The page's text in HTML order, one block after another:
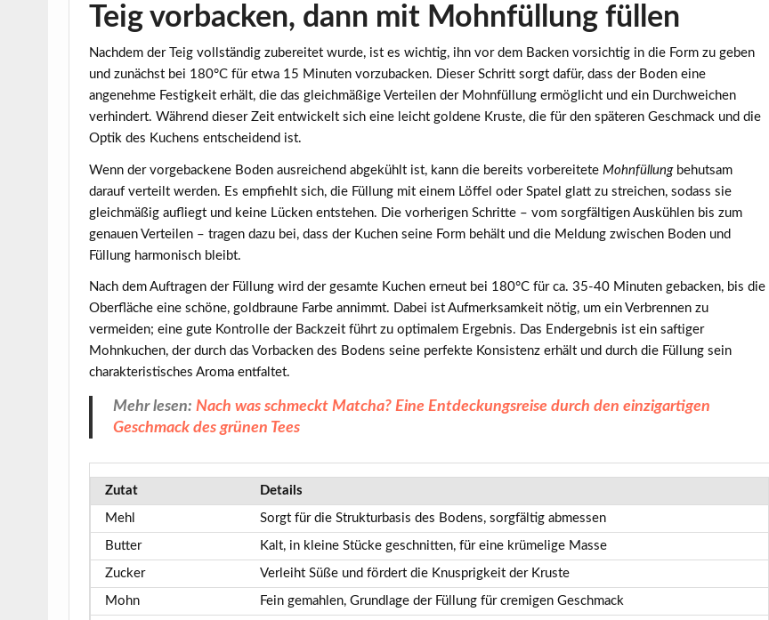
Teig vorbacken, dann mit Mohnfüllung füllen
Nachdem der Teig vollständig zubereitet wurde, ist es wichtig, ihn vor dem Backen vorsichtig in die Form zu geben
und zunächst bei 180°C für etwa 15 Minuten vorzubacken. Dieser Schritt sorgt dafür, dass der Boden eine
angenehme Festigkeit erhält, die das gleichmäßige Verteilen der Mohnfüllung ermöglicht und ein Durchweichen
verhindert. Während dieser Zeit entwickelt sich eine leicht goldene Kruste, die für den späteren Geschmack und die
Optik des Kuchens entscheidend ist.
Wenn der vorgebackene Boden ausreichend abgekühlt ist, kann die bereits vorbereitete Mohnfüllungbehutsam
darauf verteilt werden. Es empfiehlt sich, die Füllung mit einem Löffel oder Spatel glatt zu streichen, sodass sie
gleichmäßig aufliegt und keine Lücken entstehen. Die vorherigen Schritte – vom sorgfältigen Auskühlen bis zum
genauen Verteilen – tragen dazu bei, dass der Kuchen seine Form behält und die Meldung zwischen Boden und
Füllung harmonisch bleibt.
Nach dem Auftragen der Füllung wird der gesamte Kuchen erneut bei 180°C für ca. 35-40 Minuten gebacken, bis die
Oberfläche eine schöne, goldbraune Farbe annimmt. Dabei ist Aufmerksamkeit nötig, um ein Verbrennen zu
vermeiden; eine gute Kontrolle der Backzeit führt zu optimalem Ergebnis. Das Endergebnis ist ein saftiger
Mohnkuchen, der durch das Vorbacken des Bodens seine perfekte Konsistenz erhält und durch die Füllung sein
charakteristisches Aroma entfaltet.
Mehr lesen: Nach was schmeckt Matcha? Eine Entdeckungsreise durch den einzigartigen
Geschmack des grünen Tees
Zutat Details
Mehl Sorgt für die Strukturbasis des Bodens, sorgfältig abmessen
Butter Kalt, in kleine Stücke geschnitten, für eine krümelige Masse
Zucker Verleiht Süße und fördert die Knusprigkeit der Kruste
Mohn Fein gemahlen, Grundlage der Füllung für cremigen Geschmack